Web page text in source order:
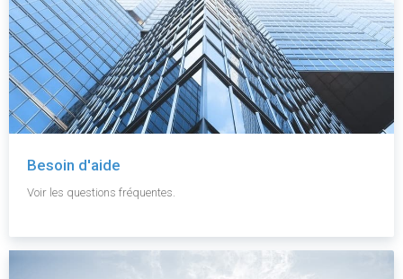
Besoin d'aide
Voir les questions fréquentes.